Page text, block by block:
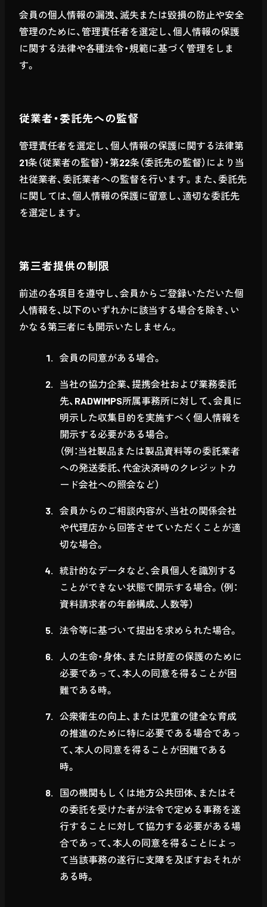
会員の個人情報の漏洩、滅失または毀損の防止や安全
管理のために、管理責任者を選定し、個人情報の保護
に関する法律や各種法令・規範に基づく管理をしま
す。
従業者・委託先への監督
管理責任者を選定し、個人情報の保護に関する法律第
21条（従業者の監督）・第22条（委託先の監督）により当
社従業者、委託業者への監督を行います。また、委託先
に関しては、個人情報の保護に留意し、適切な委託先
を選定します。
第三者提供の制限
前述の各項目を遵守し、会員からご登録いただいた個
人情報を、以下のいずれかに該当する場合を除き、い
かなる第三者にも開示いたしません。
会員の同意がある場合。
当社の協力企業、提携会社および業務委託
先、RADWIMPS所属事務所に対して、会員に
明示した収集目的を実施すべく個人情報を
開示する必要がある場合。
（例：当社製品または製品資料等の委託業者
への発送委託、代金決済時のクレジットカ
ード会社への照会など）
会員からのご相談内容が、当社の関係会社
や代理店から回答させていただくことが適
切な場合。
統計的なデータなど、会員個人を識別する
ことができない状態で開示する場合。（例：
資料請求者の年齢構成、人数等）
法令等に基づいて提出を求められた場合。
人の生命・身体、または財産の保護のために
必要であって、本人の同意を得ることが困
難である時。
公衆衛生の向上、または児童の健全な育成
の推進のために特に必要である場合であっ
て、本人の同意を得ることが困難である
時。
国の機関もしくは地方公共団体、またはそ
の委託を受けた者が法令で定める事務を遂
行することに対して協力する必要がある場
合であって、本人の同意を得ることによっ
て当該事務の遂行に支障を及ぼすおそれが
ある時。